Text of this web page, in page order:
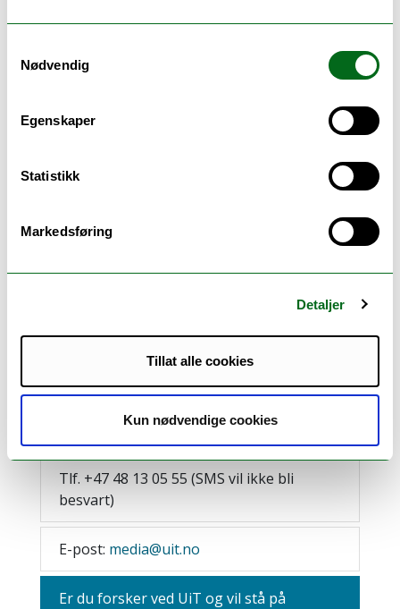
Nødvendig
Egenskaper
Statistikk
Markedsføring
Detaljer
Tillat alle cookies
Kun nødvendige cookies
Skipsfart og shipping
rentenivå
Geopolitikk
Pressevakt
Tlf. +47 48 13 05 55 (SMS vil ikke bli
besvart)
E-post: media@uit.no
Er du forsker ved UiT og vil stå på